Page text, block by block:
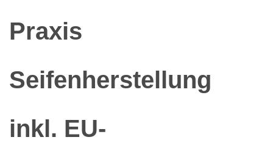
Praxis
Seifenherstellung
inkl. EU-